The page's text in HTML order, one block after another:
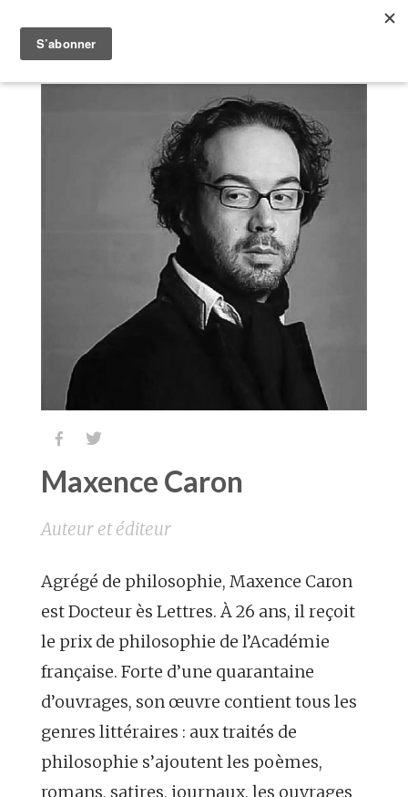
 
Maxence Caron
Auteur et éditeur
Agrégé de philosophie, Maxence Caron
est Docteur ès Lettres. À 26 ans, il reçoit
le prix de philosophie de l’Académie
française. Forte d’une quarantaine
d’ouvrages, son œuvre contient tous les
genres littéraires : aux traités de
philosophie s’ajoutent les poèmes,
romans, satires, journaux, les ouvrages